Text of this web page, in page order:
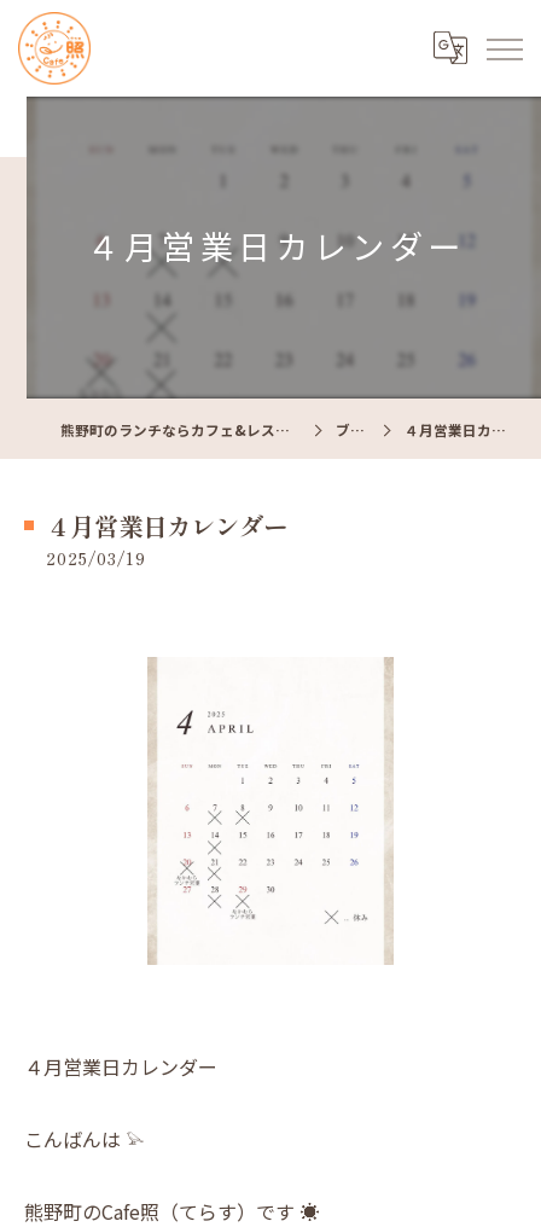
４月営業日カレンダー
熊野町のランチならカフェ&レストラン Cafe照 ブログ ４月営業日カレンダー
４月営業日カレンダー
2025/03/19
４月営業日カレンダー
こんばんは 𓅫
熊野町のCafe照（てらす）です ☀︎